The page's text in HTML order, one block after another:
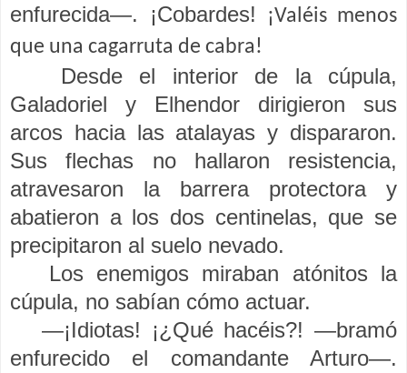
enfurecida—. ¡Cobardes!
¡Valéis menos
que una cagarruta de cabra!
Desde el interior de la cúpula,
Galadoriel y Elhendor dirigieron sus
arcos hacia las atalayas y dispararon.
Sus flechas no hallaron resistencia,
atravesaron la barrera protectora y
abatieron a los dos centinelas, que se
precipitaron al suelo nevado.
Los enemigos miraban atónitos la
cúpula, no sabían cómo actuar.
—¡Idiotas! ¡¿Qué hacéis?! —bramó
enfurecido el comandante Arturo—.